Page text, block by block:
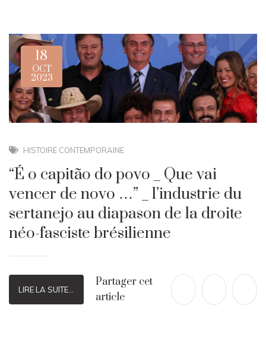
18
OCT
2023
HISTOIRE CONTEMPORAINE
“É o capitão do povo _ Que vai
vencer de novo …” _ l’industrie du
sertanejo au diapason de la droite
néo-fasciste brésilienne
LIRE LA SUITE...
Partager cet
article